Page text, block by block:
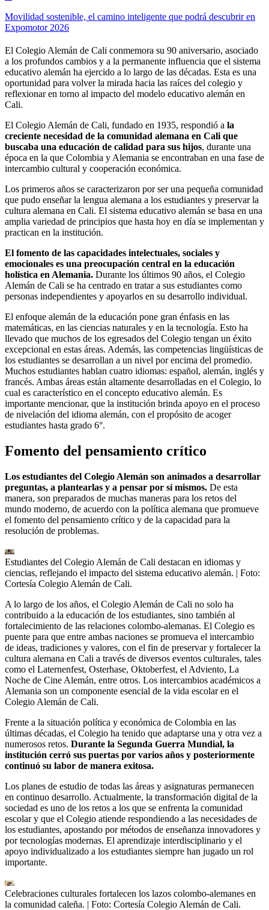
Movilidad sostenible, el camino inteligente que podrá descubrir en
Expomotor 2026
El Colegio Alemán de Cali conmemora su 90 aniversario, asociado
a los profundos cambios y a la permanente influencia que el sistema
educativo alemán ha ejercido a lo largo de las décadas. Esta es una
oportunidad para volver la mirada hacia las raíces del colegio y
reflexionar en torno al impacto del modelo educativo alemán en
Cali.
El Colegio Alemán de Cali, fundado en 1935, respondió a la
creciente necesidad de la comunidad alemana en Cali que
buscaba una educación de calidad para sus hijos, durante una
época en la que Colombia y Alemania se encontraban en una fase de
intercambio cultural y cooperación económica.
Los primeros años se caracterizaron por ser una pequeña comunidad
que pudo enseñar la lengua alemana a los estudiantes y preservar la
cultura alemana en Cali. El sistema educativo alemán se basa en una
amplia variedad de principios que hasta hoy en día se implementan y
practican en la institución.
El fomento de las capacidades intelectuales, sociales y
emocionales es una preocupación central en la educación
holística en Alemania. Durante los últimos 90 años, el Colegio
Alemán de Cali se ha centrado en tratar a sus estudiantes como
personas independientes y apoyarlos en su desarrollo individual.
El enfoque alemán de la educación pone gran énfasis en las
matemáticas, en las ciencias naturales y en la tecnología. Esto ha
llevado que muchos de los egresados del Colegio tengan un éxito
excepcional en estas áreas. Además, las competencias lingüísticas de
los estudiantes se desarrollan a un nivel por encima del promedio.
Muchos estudiantes hablan cuatro idiomas: español, alemán, inglés y
francés. Ambas áreas están altamente desarrolladas en el Colegio, lo
cual es característico en el concepto educativo alemán. Es
importante mencionar, que la institución brinda apoyo en el proceso
de nivelación del idioma alemán, con el propósito de acoger
estudiantes hasta grado 6°.
Fomento del pensamiento crítico
Los estudiantes del Colegio Alemán son animados a desarrollar
preguntas, a plantearlas y a pensar por sí mismos. De esta
manera, son preparados de muchas maneras para los retos del
mundo moderno, de acuerdo con la política alemana que promueve
el fomento del pensamiento crítico y de la capacidad para la
resolución de problemas.
Estudiantes del Colegio Alemán de Cali destacan en idiomas y
ciencias, reflejando el impacto del sistema educativo alemán. | Foto:
Cortesía Colegio Alemán de Cali.
A lo largo de los años, el Colegio Alemán de Cali no solo ha
contribuido a la educación de los estudiantes, sino también al
fortalecimiento de las relaciones colombo-alemanas. El Colegio es
puente para que entre ambas naciones se promueva el intercambio
de ideas, tradiciones y valores, con el fin de preservar y fortalecer la
cultura alemana en Cali a través de diversos eventos culturales, tales
como el Laternenfest, Osterhase, Oktoberfest, el Adviento, La
Noche de Cine Alemán, entre otros. Los intercambios académicos a
Alemania son un componente esencial de la vida escolar en el
Colegio Alemán de Cali.
Frente a la situación política y económica de Colombia en las
últimas décadas, el Colegio ha tenido que adaptarse una y otra vez a
numerosos retos. Durante la Segunda Guerra Mundial, la
institución cerró sus puertas por varios años y posteriormente
continuó su labor de manera exitosa.
Los planes de estudio de todas las áreas y asignaturas permanecen
en continuo desarrollo. Actualmente, la transformación digital de la
sociedad es uno de los retos a los que se enfrenta la comunidad
escolar y que el Colegio atiende respondiendo a las necesidades de
los estudiantes, apostando por métodos de enseñanza innovadores y
por tecnologías modernas. El aprendizaje interdisciplinario y el
apoyo individualizado a los estudiantes siempre han jugado un rol
importante.
Celebraciones culturales fortalecen los lazos colombo-alemanes en
la comunidad caleña. | Foto: Cortesía Colegio Alemán de Cali.